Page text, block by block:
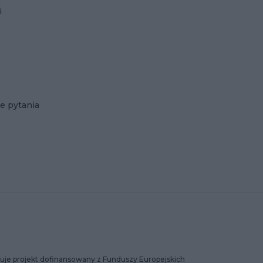
pytania
projekt dofinansowany z Funduszy Europejskich